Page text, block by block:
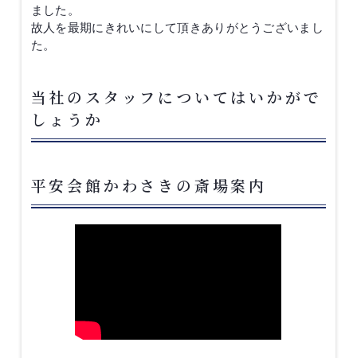
ました。
故人を最期にきれいにして頂きありがとうございまし
た。
当社のスタッフについてはいかがで
しょうか
平安会館かわさきの斎場案内